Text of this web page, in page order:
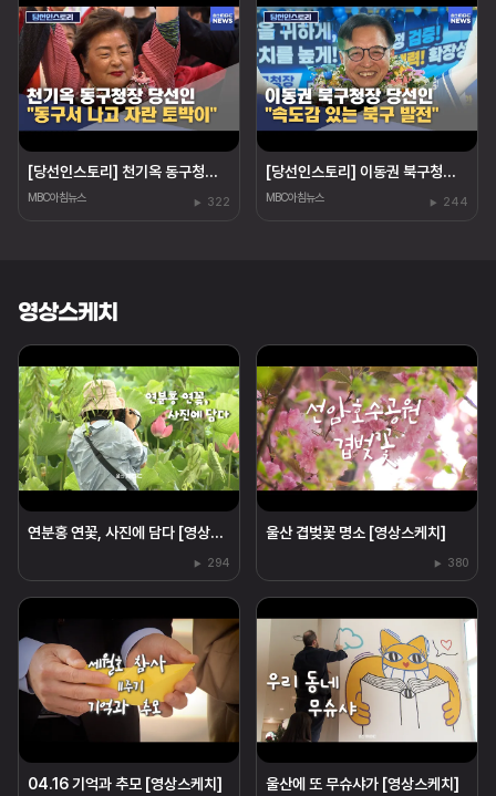
[당선인스토리] 천기옥 동구청장 당선인 "동구 토박이"
MBC아침뉴스 322
[당선인스토리] 이동권 북구청장 당선인 "경험은 힘"
MBC아침뉴스 244
영상스케치
연분홍 연꽃, 사진에 담다 [영상스케치]
294
울산 겹벚꽃 명소 [영상스케치]
380
04.16 기억과 추모 [영상스케치] 울산에 또 무슈샤가 [영상스케치]